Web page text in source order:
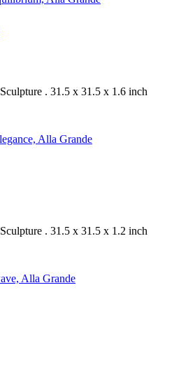
Sculpture . 31.5 x 31.5 x 1.6 inch
Sculpture . 31.5 x 31.5 x 1.2 inch